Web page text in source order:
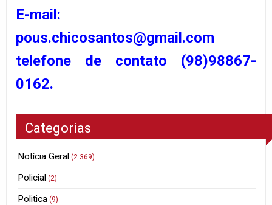
E-mail:
pous.chicosantos@gmail.com
telefone de contato (98)98867-
0162.
Categorias
Notícia Geral (2.369)
Policial (2)
Politica (9)